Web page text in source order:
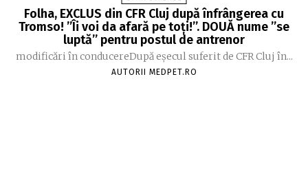
Folha, EXCLUS din CFR Cluj după înfrângerea cu
Tromso! ”Îi voi da afară pe toți!”. DOUĂ nume ”se
luptă” pentru postul de antrenor
modificări în conducereDupă eșecul suferit de CFR Cluj în...
AUTORII MEDPET.RO